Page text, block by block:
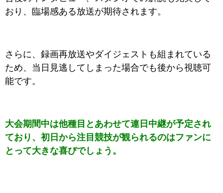
おり、臨場感ある放送が期待されます。
さらに、録画再放送やダイジェストも組まれている
ため、当日見逃してしまった場合でも後から視聴可
能です。
大会期間中は他種目とあわせて連日中継が予定され
ており、初日から注目競技が観られるのはファンに
とって大きな喜びでしょう。